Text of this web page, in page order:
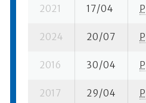
2021 17/04 P
2024 20/07 P
2016 30/04 P
2017 29/04 P